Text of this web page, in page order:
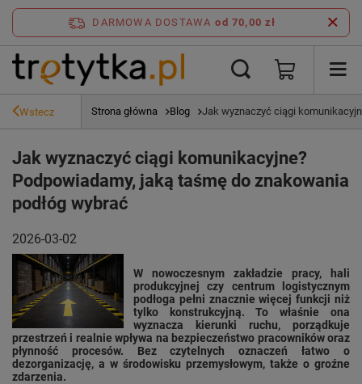
DARMOWA DOSTAWA od 70,00 zł
Wstecz Strona główna Blog Jak wyznaczyć ciągi
Jak wyznaczyć ciągi komunikacyjne?
Podpowiadamy, jaką taśmę do znakowania
podłóg wybrać
2026-03-02
W nowoczesnym zakładzie pracy, hali
produkcyjnej czy centrum logistycznym
podłoga pełni znacznie więcej funkcji niż
tylko konstrukcyjną. To właśnie ona
wyznacza kierunki ruchu, porządkuje
przestrzeń i realnie wpływa na bezpieczeństwo pracowników oraz
płynność procesów. Bez czytelnych oznaczeń łatwo o
dezorganizację, a w środowisku przemysłowym, także o groźne
zdarzenia.